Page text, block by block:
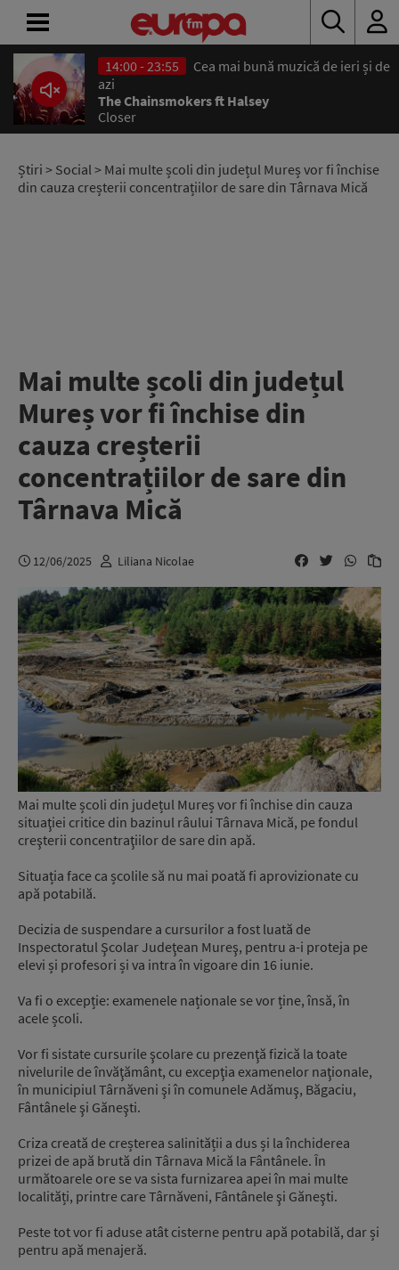
14:00 - 23:55
Cea mai bună muzică de ieri și de
azi
The Chainsmokers ft Halsey
Closer
Știri > Social> Mai multe școli din județul Mureș vor fi închise
din cauza creșterii concentrațiilor de sare din Târnava Mică
Mai multe școli din județul
Mureș vor fi închise din
cauza creșterii
concentrațiilor de sare din
Târnava Mică
12/06/2025 Liliana Nicolae
Mai multe școli din județul Mureș vor fi închise din cauza
situaţiei critice din bazinul râului Târnava Mică, pe fondul
creşterii concentraţiilor de sare din apă.
Situația face ca școlile să nu mai poată fi aprovizionate cu
apă potabilă.
Decizia de suspendare a cursurilor a fost luată de
Inspectoratul Şcolar Judeţean Mureş, pentru a-i proteja pe
elevi și profesori și va intra în vigoare din 16 iunie.
Va fi o excepție: examenele naționale se vor ține, însă, în
acele școli.
Vor fi sistate cursurile şcolare cu prezenţă fizică la toate
nivelurile de învăţământ, cu excepţia examenelor naţionale,
în municipiul Târnăveni şi în comunele Adămuş, Băgaciu,
Fântânele şi Găneşti.
Criza creată de creșterea salinității a dus și la închiderea
prizei de apă brută din Târnava Mică la Fântânele. În
următoarele ore se va sista furnizarea apei în mai multe
localități, printre care Târnăveni, Fântânele şi Găneşti.
Peste tot vor fi aduse atât cisterne pentru apă potabilă, dar și
pentru apă menajeră.
ACASĂ
ȘTIRI
RADIO